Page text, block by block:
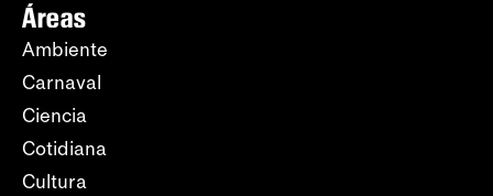
Áreas
Ambiente
Carnaval
Ciencia
Cotidiana
Cultura